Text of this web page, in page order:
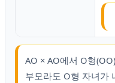
AO × AO에서 O형
부모라도 O형 자녀가